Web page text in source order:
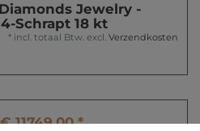
Jewelry -
Schrapt 18 kt
* incl. totaal Btw. excl. Verzendkosten
11749,00 *